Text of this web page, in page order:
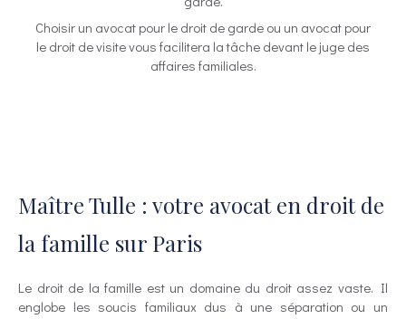
Choisir un avocat pour le droit de garde ou un avocat pour
le droit de visite vous facilitera la tâche devant le juge des
affaires familiales.
Maître Tulle : votre avocat en droit de
la famille sur Paris
Le droit de la famille est un domaine du droit assez vaste. Il
englobe les soucis familiaux dus à une séparation ou un